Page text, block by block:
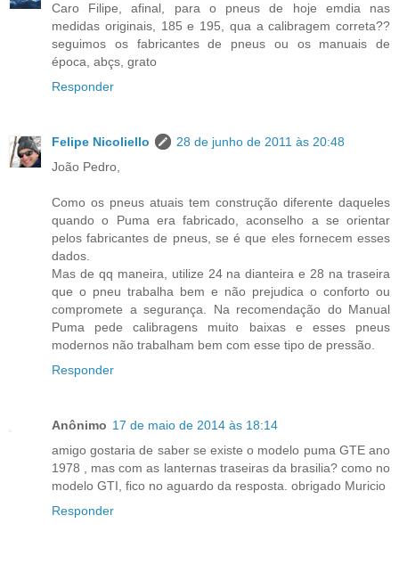
Caro Filipe, afinal, para o pneus de hoje emdia nas
medidas originais, 185 e 195, qua a calibragem correta??
seguimos os fabricantes de pneus ou os manuais de
época, abçs, grato
Responder
Felipe Nicoliello
28 de junho de 2011 às 20:48
João Pedro,
Como os pneus atuais tem construção diferente daqueles
quando o Puma era fabricado, aconselho a se orientar
pelos fabricantes de pneus, se é que eles fornecem esses
dados.
Mas de qq maneira, utilize 24 na dianteira e 28 na traseira
que o pneu trabalha bem e não prejudica o conforto ou
compromete a segurança. Na recomendação do Manual
Puma pede calibragens muito baixas e esses pneus
modernos não trabalham bem com esse tipo de pressão.
Responder
Anônimo 17 de maio de 2014 às 18:14
amigo gostaria de saber se existe o modelo puma GTE ano
1978 , mas com as lanternas traseiras da brasilia? como no
modelo GTI, fico no aguardo da resposta. obrigado Muricio
Responder